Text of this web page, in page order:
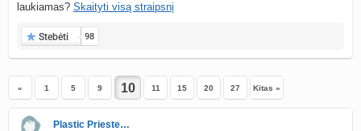
laukiamas? Skaityti visą straipsnį
Stebėti 98
« 1 5 9 11 15 20 27 Kitas »
Plastic Priestess